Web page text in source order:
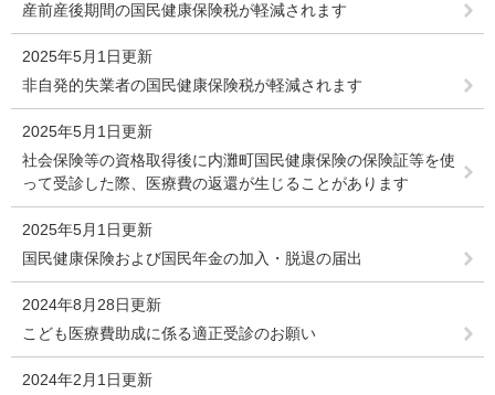
産前産後期間の国民健康保険税が軽減されます
2025年5月1日更新
非自発的失業者の国民健康保険税が軽減されます
2025年5月1日更新
社会保険等の資格取得後に内灘町国民健康保険の保険証等を使
って受診した際、医療費の返還が生じることがあります
2025年5月1日更新
国民健康保険および国民年金の加入・脱退の届出
2024年8月28日更新
こども医療費助成に係る適正受診のお願い
2024年2月1日更新